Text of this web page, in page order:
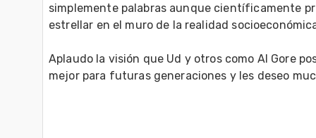
simplemente palabras aunque científicamente
estrellar en el muro de la realidad
Aplaudo la visión que Ud y otros como Al Gore
mejor para futuras generaciones y les deseo